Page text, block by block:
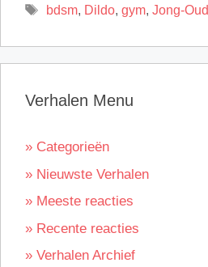
Tags
bdsm, Dildo, gym, Jong-Oud
Verhalen Menu
» Categorieën
» Nieuwste Verhalen
» Meeste reacties
» Recente reacties
» Verhalen Archief